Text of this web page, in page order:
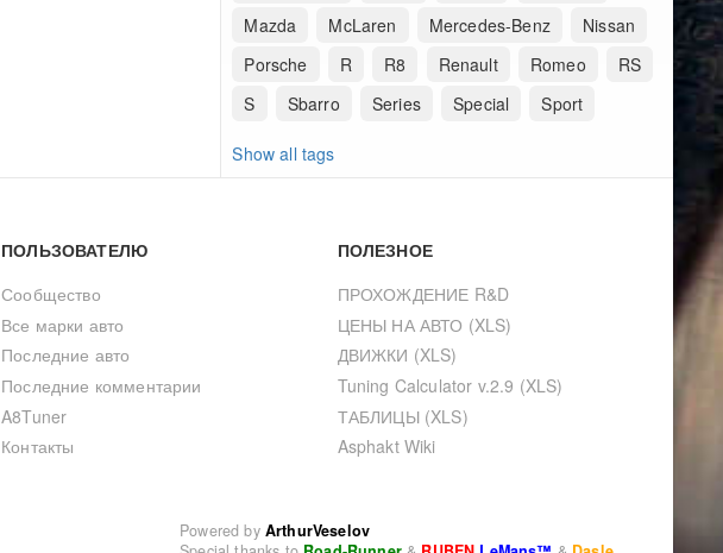
Mazda
McLaren Mercedes-Benz
Nissan
Porsche
R R8 Renault Romeo
RS
S
Sbarro Series Special Sport
Show all tags
ПОЛЬЗОВАТЕЛЮ
Сообщество
Все марки авто
Последние авто
Последние комментарии
A8Tuner
Контакты
ПОЛЕЗНОЕ
ПРОХОЖДЕНИЕ R&D
ЦЕНЫ НА АВТО (XLS)
ДВИЖКИ (XLS)
Tuning Calculator v.2.9 (XLS)
ТАБЛИЦЫ (XLS)
Asphakt Wiki
Powered by ArthurVeselov